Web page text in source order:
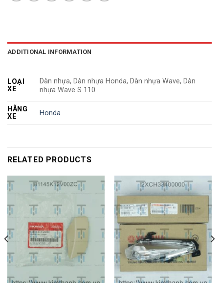
ADDITIONAL INFORMATION
LOẠI
XE
Dàn nhựa, Dàn nhựa Honda, Dàn nhựa Wave, Dàn
nhựa Wave S 110
HÃNG
XE
Honda
RELATED PRODUCTS